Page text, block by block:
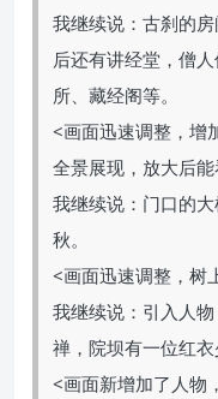
我继续说：古刹的
后还有讲经堂，僧
所、藏经阁等。
<画面迅速调整，增
全景展现，放大后
我继续说：门口的
秋。
<画面迅速调整，树
我继续说：引入人
禅，院坝有一位红衣
<画面新增加了人物